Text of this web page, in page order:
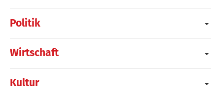
Politik
Wirtschaft
Kultur